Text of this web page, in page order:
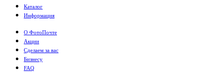
Каталог
Информация
О ФотоПочте
Акции
Сделаем за вас
Бизнесу
FAQ